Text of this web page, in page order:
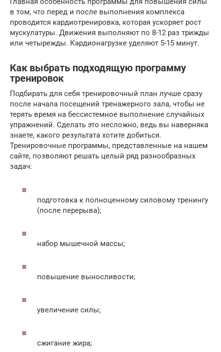
в том, что перед и после выполнения комплекса
проводится кардиотренировка, которая ускоряет рост
мускулатуры. Движения выполняют по 8-12 раз трижды
или четырежды. Кардионагрузке уделяют 5-15 минут.
Как выбрать подходящую программу
тренировок
Подбирать для себя тренировочный план лучше сразу
после начала посещений тренажерного зала, чтобы не
терять время на бессистемное выполнение случайных
упражнений. Сделать это несложно, ведь вы наверняка
знаете, какого результата хотите добиться.
Тренировочные программы, представленные на нашем
сайте, позволяют решать целый ряд разнообразных
задач:
подготовка к полноценному силовому тренингу
(после перерыва);
набор мышечной массы;
повышение выносливости;
увеличение силы;
сжигание жира;